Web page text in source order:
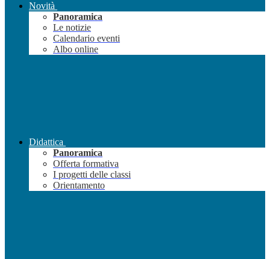
Novità
Panoramica
Le notizie
Calendario eventi
Albo online
Didattica
Panoramica
Offerta formativa
I progetti delle classi
Orientamento